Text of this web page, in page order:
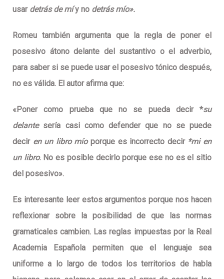
usar detrás de míy no detrás mío».
Romeu también argumenta que la regla de poner el
posesivo átono delante del sustantivo o el adverbio,
para saber si se puede usar el posesivo tónico después,
no es válida. El autor afirma que:
«Poner como prueba que no se pueda decir *su
delantesería casi como defender que no se puede
decir en un libro míoporque es incorrecto decir *mi en
un libro. No es posible decirlo porque ese no es el sitio
del posesivo».
Es interesante leer estos argumentos porque nos hacen
reflexionar sobre la posibilidad de que las normas
gramaticales cambien. Las reglas impuestas por la Real
Academia Española permiten que el lenguaje sea
uniforme a lo largo de todos los territorios de habla